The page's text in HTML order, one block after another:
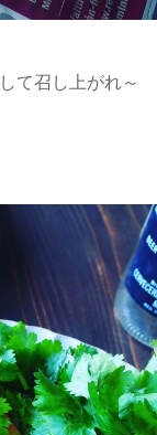
て召し上がれ～